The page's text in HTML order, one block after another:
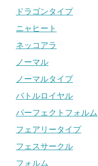
ドラゴンタイプ
ニャヒート
ネッコアラ
ノーマル
ノーマルタイプ
バトルロイヤル
パーフェクトフォルム
フェアリータイプ
フェスサークル
フォルム